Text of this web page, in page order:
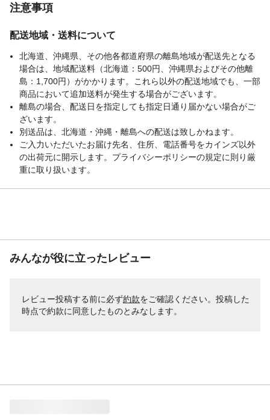
注意事項
配送地域・送料について
北海道、沖縄県、その他各都道府県の離島地域が配送先となる
場合は、地域配送料（北海道：500円、沖縄県およびその他離
島：1,700円）がかかります。これら以外の配送地域でも、一部
商品において追加送料が発生する場合がございます。
離島の場合、配送日を指定しても指定日通り届かない場合がご
ざいます。
別送品は、北海道・沖縄・離島への配送は致しかねます。
ご入力いただいたお届け先名、住所、電話番号をカインズ以外
の出荷元に開示します。プライバシーポリシーの規定に則り厳
重に取り扱います。
みんなが役に立ったレビュー
レビュー投稿する前に必ず約款をご確認ください。投稿した
時点で約款に同意したものとみなします。